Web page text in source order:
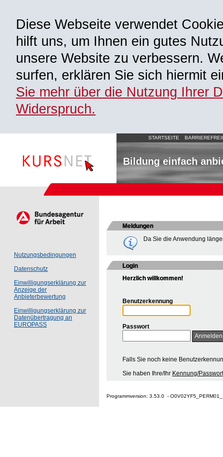
Diese Webseite verwendet
hilft uns, um Ihnen ein gutes
unsere Website zu verbessern.
surfen, erklären Sie sich hiermit
Sie mehr über die Nutzung Ihrer
Widerspruch.
STARTSEITE
Bildung einfach
Nutzungsbedingungen
Datenschutz
Einwilligungserklärung zur
Anzeige der
Anbieterbewertung
Einwilligungserklärung zur
Datenübertragung an
EUROPASS
Meldungen
Da Sie die Anwendung
Login
Herzlich willkommen!
Benutzerkennung
Passwort
Falls Sie noch keine
Sie haben Ihre/Ihr Kennung/
Programmversion: 3.53.0 -